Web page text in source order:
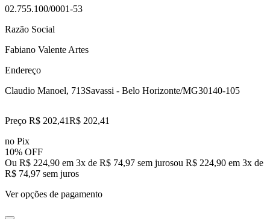
02.755.100/0001-53
Razão Social
Fabiano Valente Artes
Endereço
Claudio Manoel, 713Savassi - Belo Horizonte/MG30140-105
Preço R$ 202,41R$ 202,41
no Pix
10% OFF
Ou R$ 224,90 em 3x de R$ 74,97 sem jurosou R$ 224,90 em 3x de
R$ 74,97 sem juros
Ver opções de pagamento